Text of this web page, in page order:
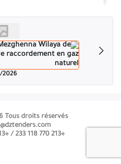
2026
Tous droits réservés
/
+213 770 118 233 /
+213 555 151 700